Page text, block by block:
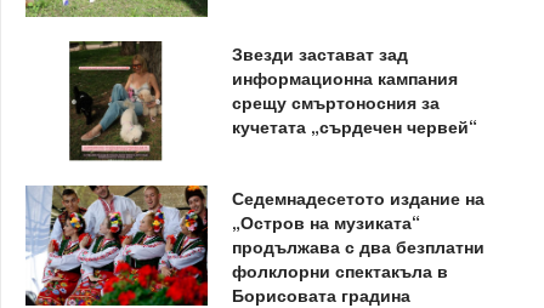
Звезди застават зад
информационна кампания
срещу смъртоносния за
кучетата „сърдечен червей“
Седемнадесетото издание на
„Остров на музиката“
продължава с два безплатни
фолклорни спектакъла в
Борисовата градина